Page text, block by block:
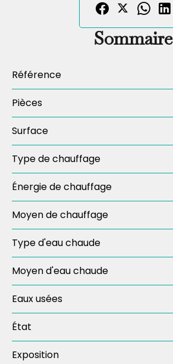
Sommaire
Référence
Pièces
Surface
Type de chauffage
Énergie de chauffage
Moyen de chauffage
Type d'eau chaude
Moyen d'eau chaude
Eaux usées
État
Exposition